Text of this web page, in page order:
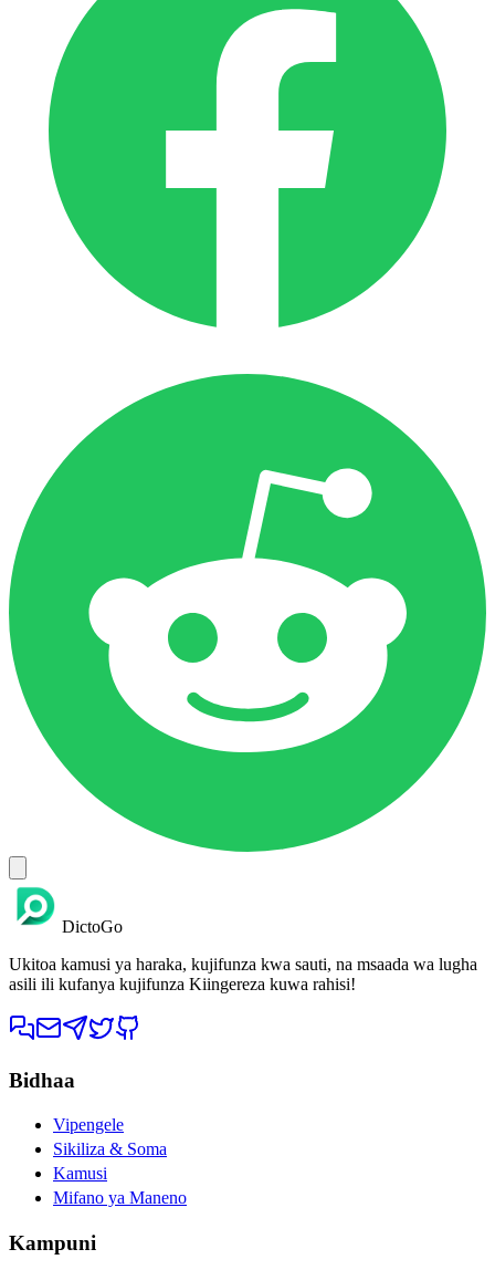
DictoGo
Ukitoa kamusi ya haraka, kujifunza kwa sauti, na msaada wa lugha
asili ili kufanya kujifunza Kiingereza kuwa rahisi!
Bidhaa
Vipengele
Sikiliza & Soma
Kamusi
Mifano ya Maneno
Kampuni